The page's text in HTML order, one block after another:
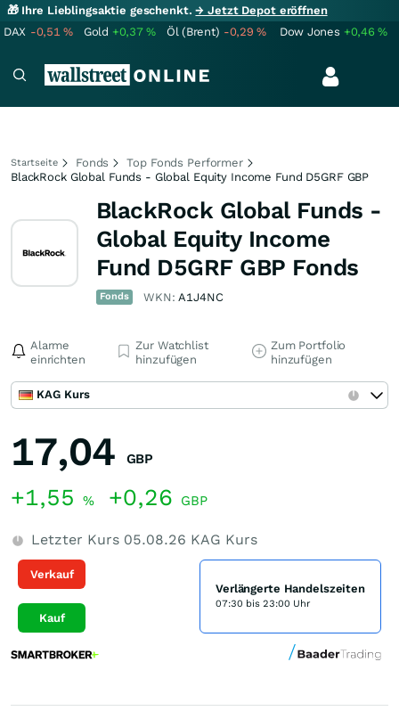
🎁 Ihre Lieblingsaktie geschenkt.→ Jetzt Depot eröffnen
DAX -0,51% Gold +0,37% Öl (Brent) -0,29% Dow Jones +0,46%
Startseite Fonds
Top Fonds Performer
BlackRock Global Funds - Global Equity Income Fund D5GRF GBP
BlackRock Global Funds -
Global Equity Income
Fund D5GRF GBP Fonds
Fonds WKN:A1J4NC
Alarme
einrichten
Zur Watchlist
hinzufügen
Zum Portfolio
hinzufügen
KAG Kurs
17,04 GBP
+1,55 % +0,26 GBP
Letzter Kurs 05.08.26 KAG Kurs
Verkauf
Kauf
Verlängerte Handelszeiten
07:30 bis 23:00 Uhr